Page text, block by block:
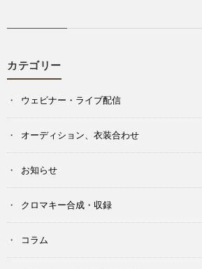
カテゴリー
ウェビナー・ライブ配信
オーディション、衣装合わせ
お知らせ
クロマキー合成・収録
コラム